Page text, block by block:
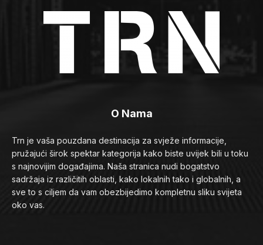
O Nama
Trn je vaša pouzdana destinacija za svježe informacije,
pružajući širok spektar kategorija kako biste uvijek bili u toku
s najnovijim događajima. Naša stranica nudi bogatstvo
sadržaja iz različitih oblasti, kako lokalnih tako i globalnih, a
sve to s ciljem da vam obezbijedimo kompletnu sliku svijeta
oko vas.